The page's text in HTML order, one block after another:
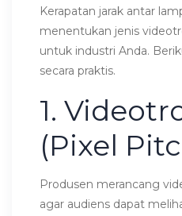
Kerapatan jarak antar
menentukan jenis
untuk industri Anda.
secara praktis.
1.
(Pixel
Produsen merancang
agar audiens dapat